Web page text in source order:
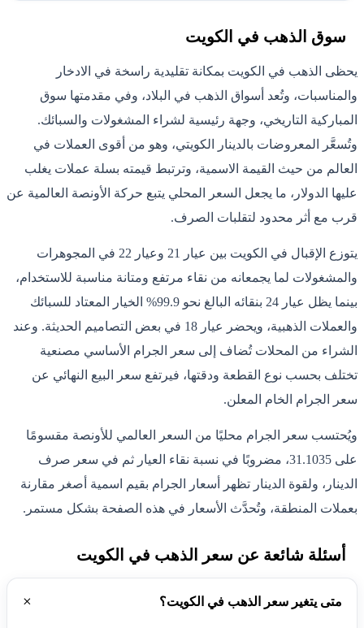
سوق الذهب في الكويت
يحظى الذهب في الكويت بمكانة تقليدية راسخة في الادخار
والمناسبات، وتُعد أسواق الذهب في البلاد، وفي مقدمتها سوق
المباركية التاريخي، وجهة رئيسية لشراء المشغولات والسبائك.
وتُسعَّر المعروضات بالدينار الكويتي، وهو من أقوى العملات في
العالم من حيث القيمة الاسمية، وترتبط قيمته بسلة عملات يغلب
عليها الدولار، ما يجعل السعر المحلي يتبع حركة الأونصة العالمية عن
قرب مع أثر محدود لتقلبات الصرف.
يتوزع الإقبال في الكويت بين عيار 21 وعيار 22 في المجوهرات
والمشغولات لما يجمعانه من نقاء مرتفع ومتانة مناسبة للاستخدام،
بينما يظل عيار 24 بنقائه البالغ نحو 99.9% الخيار المعتاد للسبائك
والعملات الذهبية، ويحضر عيار 18 في بعض التصاميم الحديثة. وعند
الشراء من المحلات تُضاف إلى سعر الجرام الأساسي مصنعية
تختلف بحسب نوع القطعة ودقتها، فيرتفع سعر البيع النهائي عن
سعر الجرام الخام المعلن.
ويُحتسب سعر الجرام محليًا من السعر العالمي للأونصة مقسومًا
على 31.1035، مضروبًا في نسبة نقاء العيار ثم في سعر صرف
الدينار، ولقوة الدينار تظهر أسعار الجرام بقيم اسمية أصغر مقارنة
بعملات المنطقة، وتُحدَّث الأسعار في هذه الصفحة بشكل مستمر.
أسئلة شائعة عن سعر الذهب في الكويت
متى يتغير سعر الذهب في الكويت؟